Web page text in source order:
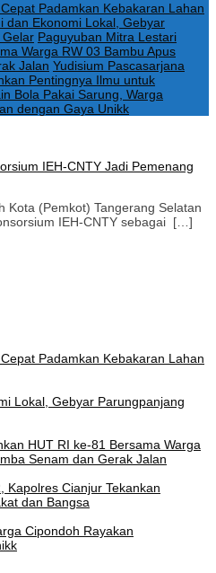
Padamkan Kebakaran Lahan
dan Ekonomi Lokal, Gebyar
Gelar Paguyuban Mitra Lestari
Warga RW 03 Bambu Apus
Jalan Yudisium Pascasarjana
Pentingnya Ilmu untuk
Bola Pakai Sarung, Warga
dengan Gaya Unikk
IEH-CNTY Jadi Pemenang
Kota (Pemkot) Tangerang Selatan
IEH-CNTY sebagai […]
Padamkan Kebakaran Lahan
Lokal, Gebyar Parungpanjang
HUT RI ke-81 Bersama Warga
Senam dan Gerak Jalan
Kapolres Cianjur Tekankan
dan Bangsa
Cipondoh Rayakan